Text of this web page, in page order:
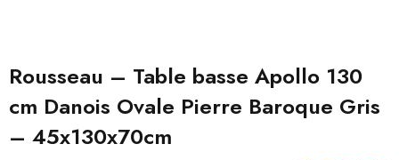
Rousseau – Table basse Apollo 130
cm Danois Ovale Pierre Baroque Gris
– 45x130x70cm